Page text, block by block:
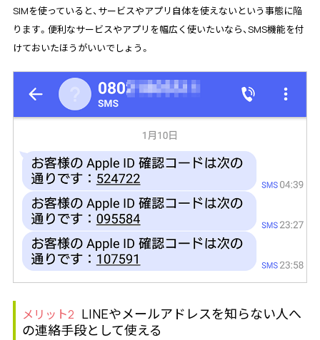
SIMを使っていると、サービスやアプリ自体を使えないという事態に陥
ります。便利なサービスやアプリを幅広く使いたいなら、SMS機能を付
けておいたほうがいいでしょう。
メリット2 LINEやメールアドレスを知らない人へ
の連絡手段として使える